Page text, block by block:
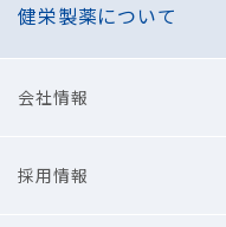
健栄製薬について
会社情報
採用情報